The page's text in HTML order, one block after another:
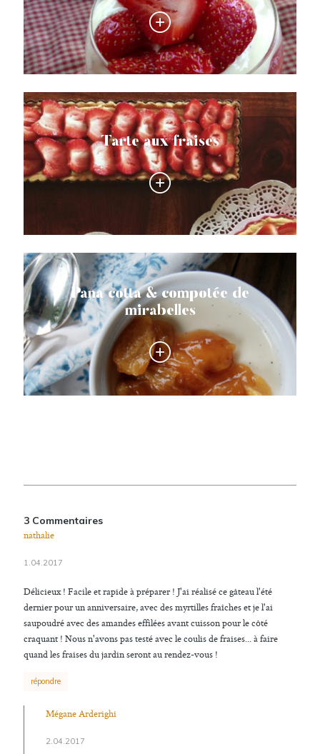
Tarte aux fraises
Pana cotta & compotée de
mirabelles
3 Commentaires
nathalie
1.04.2017
Délicieux ! Facile et rapide à préparer ! J'ai réalisé ce gâteau l'été
dernier pour un anniversaire, avec des myrtilles fraîches et je l'ai
saupoudré avec des amandes effilées avant cuisson pour le côté
craquant ! Nous n'avons pas testé avec le coulis de fraises... à faire
quand les fraises du jardin seront au rendez-vous !
répondre
Mégane Arderighi
2.04.2017